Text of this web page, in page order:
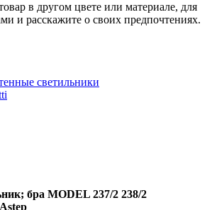
в другом цвете или материале, для
и расскажите о своих предпочтениях.
светильники
бра MODEL 237/2 238/2